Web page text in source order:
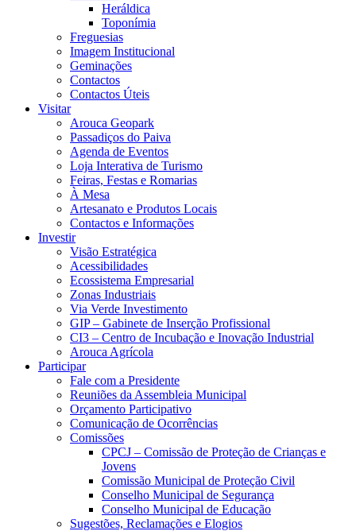
Heráldica
Toponímia
Freguesias
Imagem Institucional
Geminações
Contactos
Contactos Úteis
Visitar
Arouca Geopark
Passadiços do Paiva
Agenda de Eventos
Loja Interativa de Turismo
Feiras, Festas e Romarias
À Mesa
Artesanato e Produtos Locais
Contactos e Informações
Investir
Visão Estratégica
Acessibilidades
Ecossistema Empresarial
Zonas Industriais
Via Verde Investimento
GIP – Gabinete de Inserção Profissional
CI3 – Centro de Incubação e Inovação Industrial
Arouca Agrícola
Participar
Fale com a Presidente
Reuniões da Assembleia Municipal
Orçamento Participativo
Comunicação de Ocorrências
Comissões
CPCJ – Comissão de Proteção de Crianças e
Jovens
Comissão Municipal de Proteção Civil
Conselho Municipal de Segurança
Conselho Municipal de Educação
Sugestões, Reclamações e Elogios